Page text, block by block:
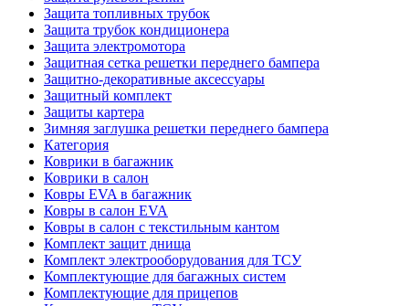
Защита топливных трубок
Защита трубок кондиционера
Защита электромотора
Защитная сетка решетки переднего бампера
Защитно-декоративные аксессуары
Защитный комплект
Защиты картера
Зимняя заглушка решетки переднего бампера
Категория
Коврики в багажник
Коврики в салон
Ковры EVA в багажник
Ковры в салон EVA
Ковры в салон с текстильным кантом
Комплект защит днища
Комплект электрооборудования для ТСУ
Комплектующие для багажных систем
Комплектующие для прицепов